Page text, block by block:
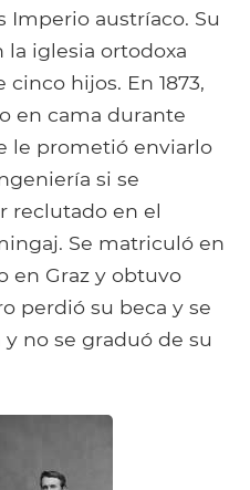
Imperio austríaco. Su
la iglesia ortodoxa
hijos. En 1873,
en cama durante
le prometió enviarlo
si se
reclutado en el
Se matriculó en
en Graz y obtuvo
perdió su beca y se
no se graduó de su